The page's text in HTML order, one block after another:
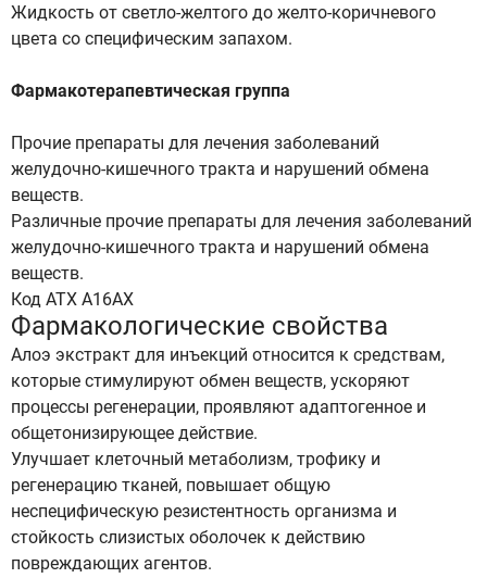
Жидкость от светло-желтого до желто-коричневого
цвета со специфическим запахом.
Фармакотерапевтическая группа
Прочие препараты для лечения заболеваний
желудочно-кишечного тракта и нарушений обмена
веществ.
Различные прочие препараты для лечения заболеваний
желудочно-кишечного тракта и нарушений обмена
веществ.
Код АТХ А16АХ
Фармакологические свойства
Алоэ экстракт для инъекций относится к средствам,
которые стимулируют обмен веществ, ускоряют
процессы регенерации, проявляют адаптогенное и
общетонизирующее действие.
Улучшает клеточный метаболизм, трофику и
регенерацию тканей, повышает общую
неспецифическую резистентность организма и
стойкость слизистых оболочек к действию
повреждающих агентов.